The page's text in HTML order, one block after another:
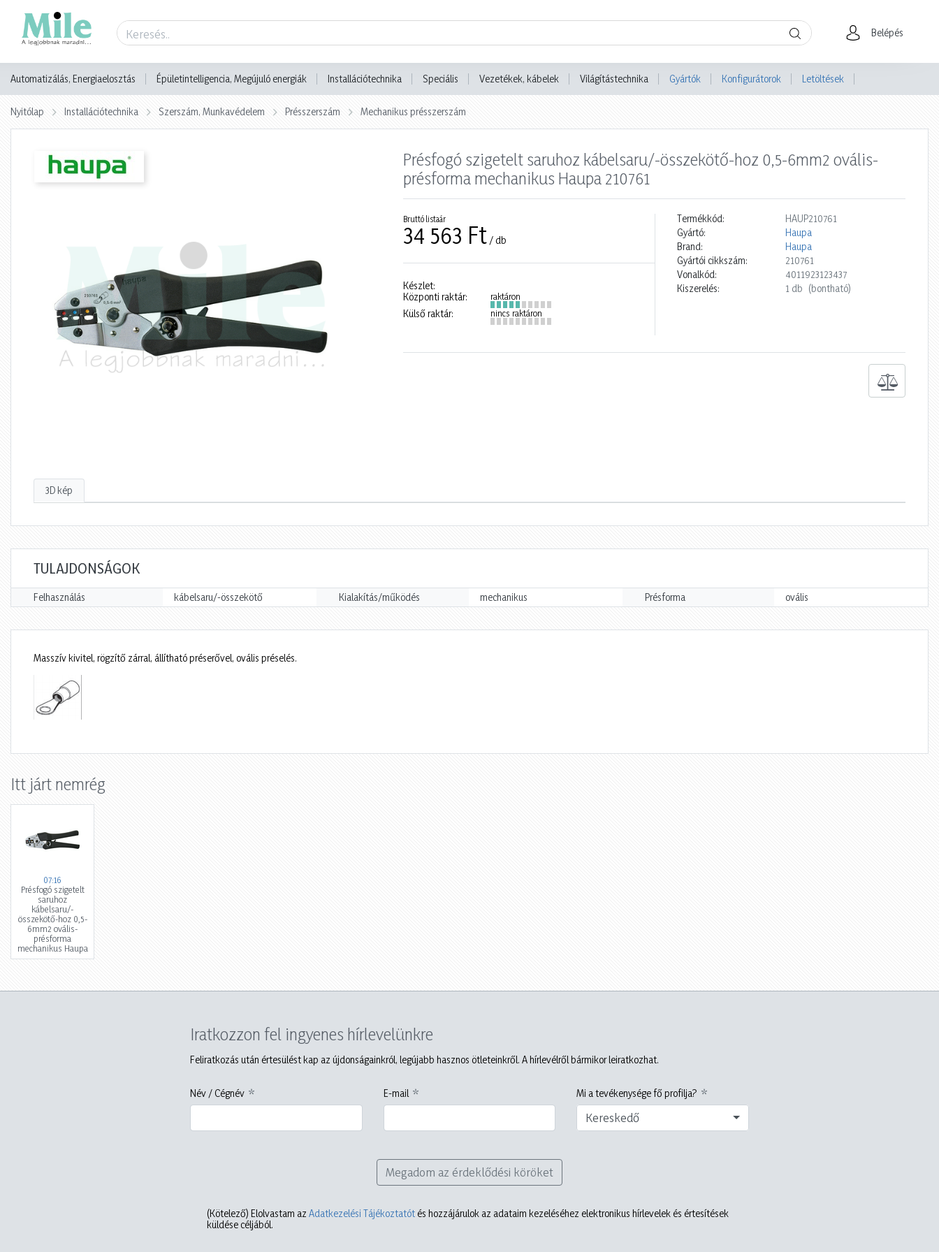
Belépés
Automatizálás, Energiaelosztás Épületintelligencia, Megújuló energiák Installációtechnika Speciális Vezetékek, kábelek Világítástechnika Gyártók Konfigurátorok Letöltések
Nyitólap Installációtechnika Szerszám, Munkavédelem Présszerszám Mechanikus présszerszám
Présfogó szigetelt saruhoz kábelsaru/-összekötő-hoz 0,5-6mm2 ovális-
présforma mechanikus Haupa 210761
Bruttó listaár
34 563 Ft / db
Készlet:
Központi raktár:
raktáron
Külső raktár: nincs raktáron
Termékkód:
HAUP210761
Gyártó:
Haupa
Brand:
Haupa
Gyártói cikkszám:
210761
Vonalkód:
4011923123437
Kiszerelés:
1 db (bontható)
3D kép
TULAJDONSÁGOK
Felhasználás kábelsaru/-összekötő Kialakítás/működés mechanikus Présforma ovális
Masszív kivitel, rögzítő zárral, állítható préserővel, ovális préselés.
Itt járt nemrég
07:16
Présfogó szigetelt
saruhoz
kábelsaru/-
összekötő-hoz 0,5-
6mm2 ovális-
présforma
mechanikus Haupa
Iratkozzon fel ingyenes hírlevelünkre
Feliratkozás után értesülést kap az újdonságainkról, legújabb hasznos ötleteinkről. A hírlevélről bármikor leiratkozhat.
Név / Cégnév E-mail Mi a tevékenysége fő profilja?
Kereskedő
Megadom az érdeklődési köröket
(Kötelező) Elolvastam az Adatkezelési Tájékoztatót és hozzájárulok az adataim kezeléséhez elektronikus hírlevelek és értesítések
küldése céljából.
Termék adatlap